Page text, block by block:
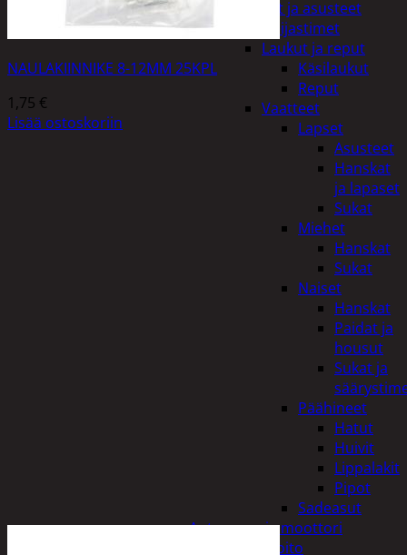
Vaatteet ja asusteet
Heijastimet
Laukut ja reput
Käsilaukut
Reput
Vaatteet
Lapset
Asusteet
Hanskat
ja lapaset
Sukat
Miehet
Hanskat
Sukat
Naiset
Hanskat
Paidat ja
housut
Sukat ja
Päähineet
Hatut
Huivit
Lippalakit
Pipot
Sadeasut
Auto, vene ja moottori
Autonhoito
NAULAKIINNIKE 8-12MM 25KPL
1,75 €
Lisää ostoskoriin